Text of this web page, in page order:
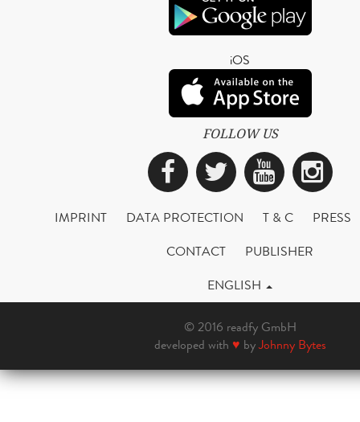
iOS
FOLLOW US
Facebook
Twitter
IMPRINT DATA PROTECTION T & C
PRESS
CONTACT
PUBLISHER
ENGLISH
© 2016 readfy GmbH
developed with ♥ byJohnny Bytes